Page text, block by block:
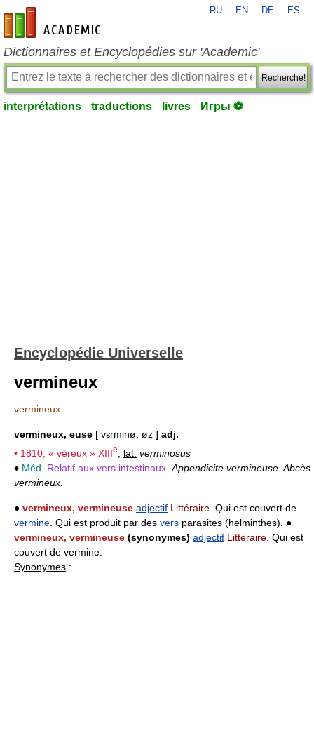
fr-academic.com
RU EN DE ES
Dictionnaires et Encyclopédies sur 'Academic'
Recherche!
interprétations traductions livres Игры ⚽
Encyclopédie Universelle
vermineux
vermineux
vermineux, euse [ vɛrminø, øz ] adj.
• 1810; « véreux » XIIIe; lat. verminosus
♦ Méd. Relatif aux vers intestinaux. Appendicite vermineuse. Abcès
vermineux.
● vermineux, vermineuse adjectif Littéraire. Qui est couvert de
vermine . Qui est produit par des vers parasites (helminthes). ●
vermineux, vermineuse (synonymes) adjectif Littéraire. Qui est
couvert de vermine.
Synonymes :